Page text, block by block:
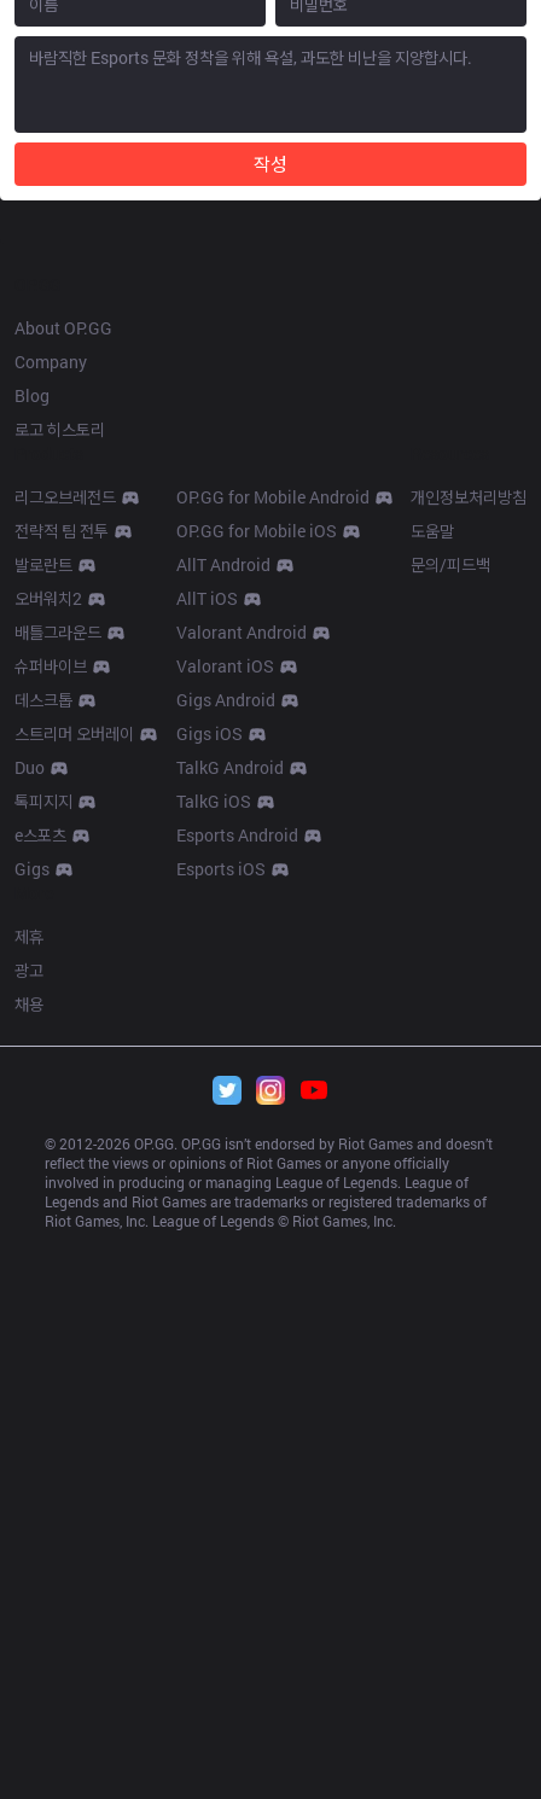
작성
About OP.GG
Company
Blog
로고 히스토리
리그오브레전드
전략적 팀 전투
발로란트
오버워치2
배틀그라운드
슈퍼바이브
데스크톱
스트리머 오버레이
Duo
톡피지지
e스포츠
Gigs
OP.GG for Mobile Android
OP.GG for Mobile iOS
AllT Android
AllT iOS
Valorant Android
Valorant iOS
Gigs Android
Gigs iOS
TalkG Android
TalkG iOS
Esports Android
Esports iOS
개인정보처리방침
도움말
문의/피드백
제휴
광고
채용
© 2012-2026 OP.GG. OP.GG isn’t endorsed by Riot Games and doesn’t
reflect the views or opinions of Riot Games or anyone officially
involved in producing or managing League of Legends. League of
Legends and Riot Games are trademarks or registered trademarks of
Riot Games, Inc. League of Legends © Riot Games, Inc.